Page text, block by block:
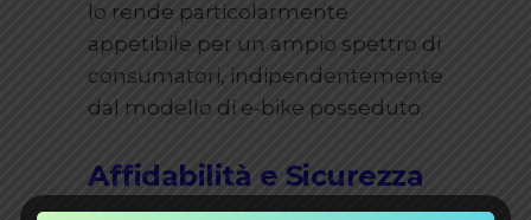
lo rende particolarmente
appetibile per un ampio spettro di
consumatori, indipendentemente
dal modello di e-bike posseduto.
Affidabilità e Sicurezza